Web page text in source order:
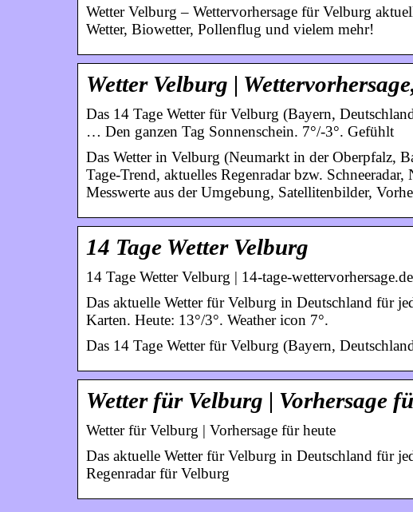
Wetter Velburg – Wettervorhersage für Velburg
Wetter, Biowetter, Pollenflug und vielem mehr!
Wetter Velburg |
Das 14 Tage Wetter für Velburg (Bayern,
… Den ganzen Tag Sonnenschein. 7°/-3°. Gefühlt
Das Wetter in Velburg (Neumarkt in der Oberpfalz,
Tage-Trend, aktuelles Regenradar bzw.
Messwerte aus der Umgebung, Satellitenbilder,
14 Tage Wetter Velburg
14 Tage Wetter Velburg | 14-tage-wettervorhersage.de
Das aktuelle Wetter für Velburg in Deutschland für
Karten. Heute: 13°/3°. Weather icon 7°.
Das 14 Tage Wetter für Velburg (Bayern,
Wetter für Velburg | Vorhersage
Wetter für Velburg | Vorhersage für heute
Das aktuelle Wetter für Velburg in Deutschland für
Regenradar für Velburg